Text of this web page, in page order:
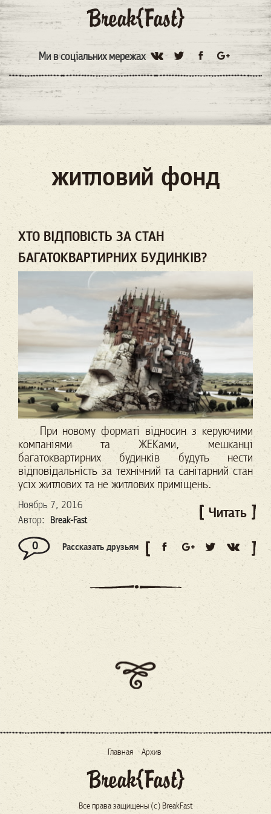
Ми в соціальних мережах
житловий фонд
ХТО ВІДПОВІСТЬ ЗА СТАН
БАГАТОКВАРТИРНИХ БУДИНКІВ?
При новому форматі відносин з керуючими
компаніями та ЖЕКами, мешканці
багатоквартирних будинків будуть нести
відповідальність за технічний та санітарний стан
усіх житлових та не житлових приміщень.
Ноябрь 7, 2016
Автор:
Break-Fast Читать
0 Рассказать друзьям
Главная Архив
Все права защищены (c) BreakFast